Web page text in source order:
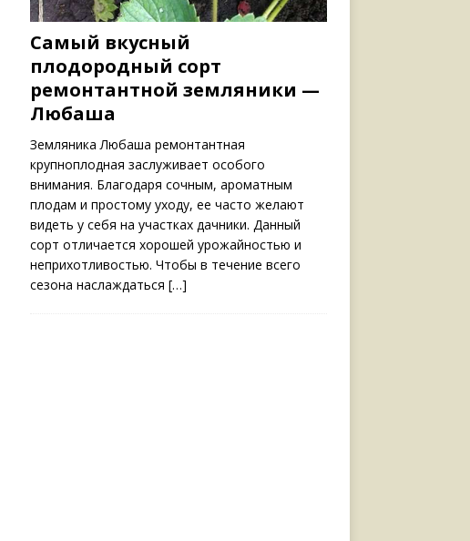
Самый вкусный
плодородный сорт
ремонтантной земляники —
Любаша
Земляника Любаша ремонтантная
крупноплодная заслуживает особого
внимания. Благодаря сочным, ароматным
плодам и простому уходу, ее часто желают
видеть у себя на участках дачники. Данный
сорт отличается хорошей урожайностью и
неприхотливостью. Чтобы в течение всего
сезона наслаждаться […]